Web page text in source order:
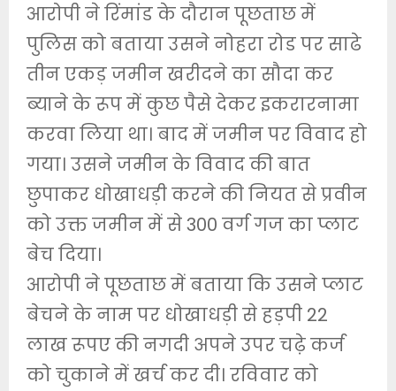
आरोपी ने रिंमांड के दौरान पूछताछ में
पुलिस को बताया उसने नोहरा रोड पर साढे
तीन एकड़ जमीन खरीदने का सौदा कर
ब्याने के रूप में कुछ पैसे देकर इकरारनामा
करवा लिया था। बाद में जमीन पर विवाद हो
गया। उसने जमीन के विवाद की बात
छुपाकर धोखाधड़ी करने की नियत से प्रवीन
को उक्त जमीन में से 300 वर्ग गज का प्लाट
बेच दिया।
आरोपी ने पूछताछ में बताया कि उसने प्लाट
बेचने के नाम पर धोखाधड़ी से हड़पी 22
लाख रूपए की नगदी अपने उपर चढ़े कर्ज
को चुकाने में खर्च कर दी। रविवार को